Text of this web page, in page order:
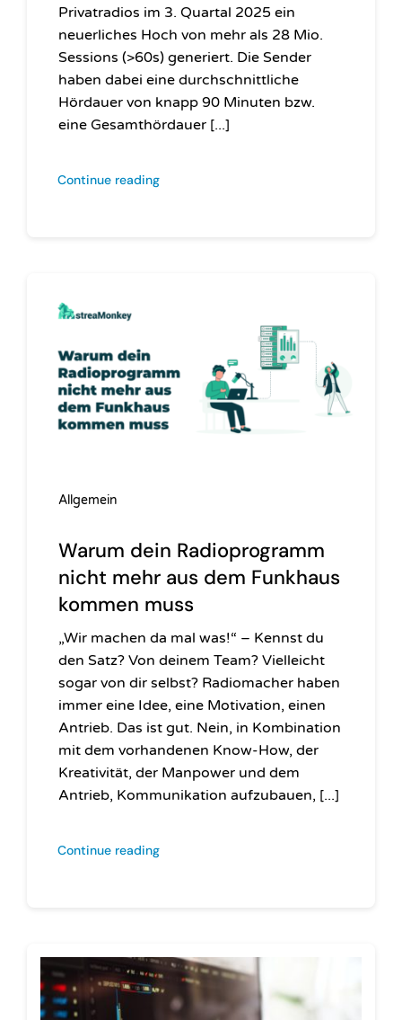
Privatradios im 3. Quartal 2025 ein
neuerliches Hoch von mehr als 28 Mio.
Sessions (>60s) generiert. Die Sender
haben dabei eine durchschnittliche
Hördauer von knapp 90 Minuten bzw.
eine Gesamthördauer [...]
Continue reading
Allgemein
Warum dein Radiopro­gramm
nicht mehr aus dem Funkhaus
kommen muss
„Wir machen da mal was!“ – Kennst du
den Satz? Von deinem Team? Vielleicht
sogar von dir selbst? Radiomacher haben
immer eine Idee, eine Motivation, einen
Antrieb. Das ist gut. Nein, in Kombination
mit dem vorhandenen Know-How, der
Kreativität, der Manpower und dem
Antrieb, Kommunikation aufzubauen, [...]
Continue reading